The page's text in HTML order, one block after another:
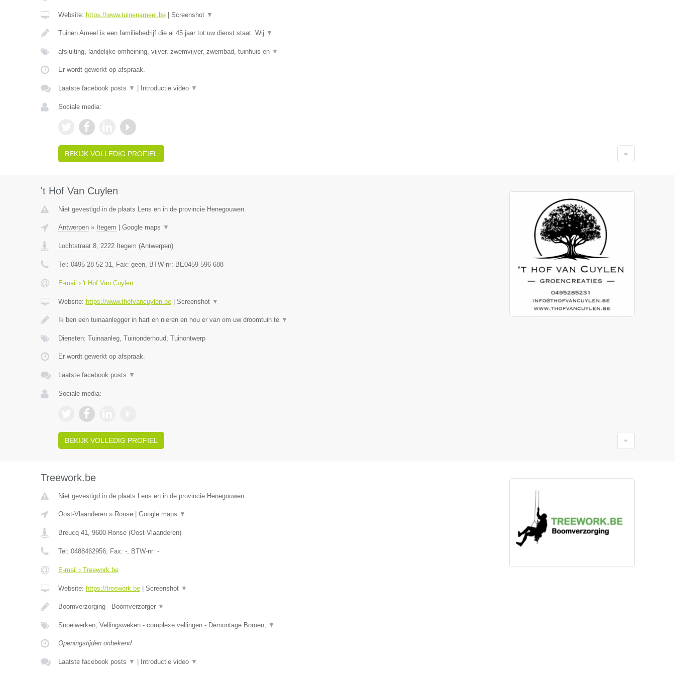
Website: https://www.tuinenameel.be| Screenshot ▼
Tuinen Ameel is een familiebedrijf die al 45 jaar tot uw dienst staat. Wij ▼
afsluiting, landelijke omheining, vijver, zwemvijver, zwembad, tuinhuis en ▼
Er wordt gewerkt op afspraak.
Laatste facebook posts ▼ Introductie video ▼
Sociale media:
BEKIJK VOLLEDIG PROFIEL
't Hof Van Cuylen
Niet gevestigd in de plaats Lens en in de provincie Henegouwen.
Antwerpen» Itegem Google maps ▼
Lochtstraat 8, 2222 Itegem (Antwerpen)
Tel: 0495 28 52 31, Fax: geen, BTW-nr: BE0459 596 688
E-mail › 't Hof Van Cuylen
Website: https://www.thofvancuylen.be| Screenshot ▼
Ik ben een tuinaanlegger in hart en nieren en hou er van om uw droomtuin te ▼
Diensten: Tuinaanleg, Tuinonderhoud, Tuinontwerp
Er wordt gewerkt op afspraak.
Laatste facebook posts ▼
Sociale media:
BEKIJK VOLLEDIG PROFIEL
Treework.be
Niet gevestigd in de plaats Lens en in de provincie Henegouwen.
Oost-Vlaanderen» Ronse| Google maps ▼
Breucq 41, 9600 Ronse(Oost-Vlaanderen)
Tel: 0488462956, Fax: -, BTW-nr: -
E-mail › Treework.be
Website: https://treework.be| Screenshot ▼
Boomverzorging - Boomverzorger ▼
Snoeiwerken, Vellingsweken - complexe vellingen - Demontage Bomen, ▼
Openingstijden onbekend
Laatste facebook posts ▼ Introductie video ▼